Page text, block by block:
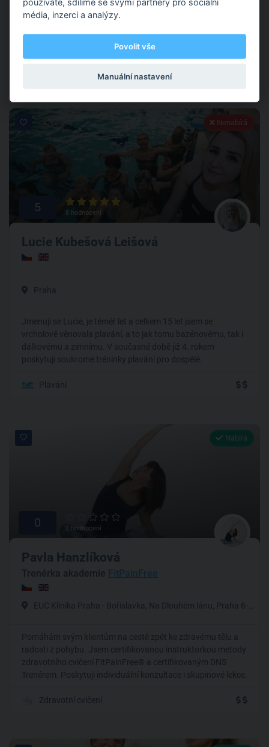
Sportujte s lehkostí. Klienty učím správně se hýbat a vnímat
své tělo. Pomáhám s návratem k pohybu po zraněních a
úrazech, zlepšit kondici či sportovní výkony. Jsem
certifikovanou trenérkou metody DNS prof. P. Koláře.
Nenabírá
5 8 hodnocení
Lucie Kubešová Leišová
Praha
Jmenuji se Lucie, je téměř let a celkem 15 let jsem se
vrcholově věnovala plavání, a to jak tomu bazénovému, tak i
dálkovému a zimnímu. V současné době již 4. rokem
poskytuji soukromé tréninky plavání pro dospělé.
Plavání
Nabírá
0 0 hodnocení
Pavla Hanzlíková
Trenérka akademie FitPainFree
EUC Klinika Praha - Bořislavka, Na Dlouhém lánu, Praha 6-Vokovice
Pomáhám svým klientům na cestě zpět ke zdravému tělu a
radosti z pohybu. Jsem certifikovanou instruktorkou metody
zdravotního cvičení FitPainFree® a certifikovaným DNS
Trenérem. Poskytuji individuální konzultace i skupinové lekce.
Zdravotní cvičení
média, inzerci a analýzy.
Povolit vše
Manuální nastavení